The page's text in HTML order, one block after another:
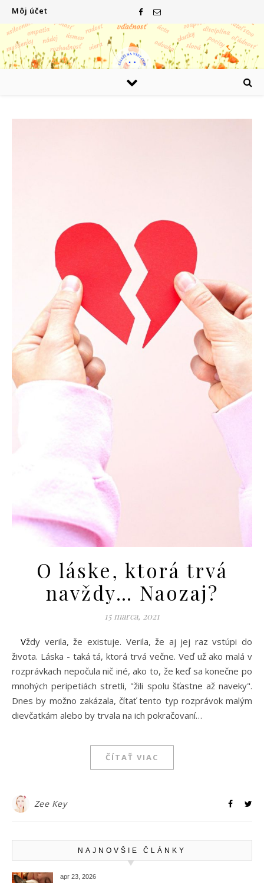
Môj účet
O láske, ktorá trvá
navždy… Naozaj?
15 marca, 2021
Vždy verila, že existuje. Verila, že aj jej raz vstúpi do
života. Láska - taká tá, ktorá trvá večne. Veď už ako malá v
rozprávkach nepočula nič iné, ako to, že keď sa konečne po
mnohých peripetiách stretli, "žili spolu šťastne až naveky".
Dnes by možno zakázala, čítať tento typ rozprávok malým
dievčatkám alebo by trvala na ich pokračovaní…
ČÍTAŤ VIAC
Zee Key
NAJNOVŠIE ČLÁNKY
apr 23, 2026